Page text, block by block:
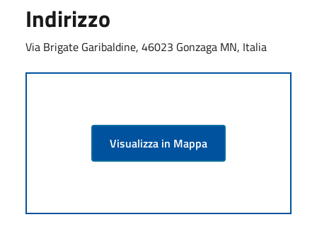
Indirizzo
Via Brigate Garibaldine, 46023 Gonzaga MN, Italia
Visualizza in Mappa